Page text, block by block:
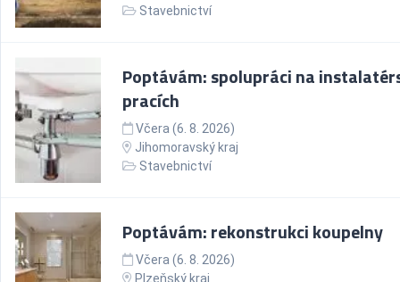
Stavebnictví
Poptávám: spolupráci na
pracích
Včera (6. 8. 2026)
Jihomoravský kraj
Stavebnictví
Poptávám: rekonstrukci koupelny
Včera (6. 8. 2026)
Plzeňský kraj